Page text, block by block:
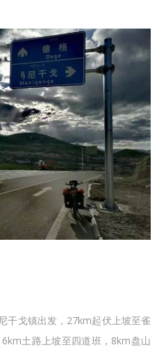
干戈镇出发，27km起伏上坡至雀
土路上坡至四道班，8km盘山